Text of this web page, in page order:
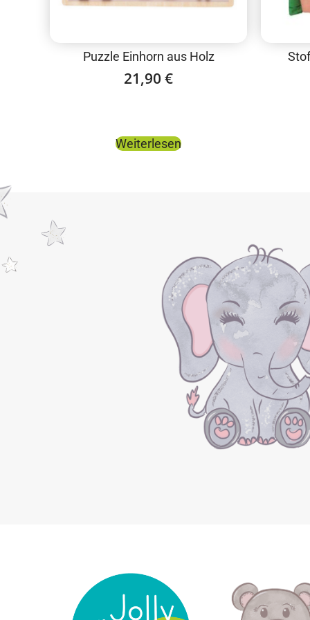
Puzzle Einhorn aus Holz
21,90 €
Weiterlesen